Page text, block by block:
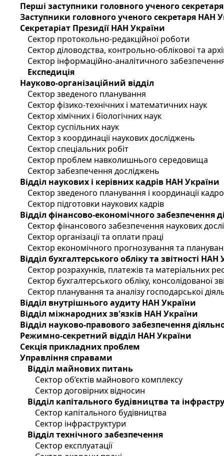
Перші заступники головного ученого
Заступники головного ученого секретаря НАН
Секретаріат Президії НАН України
Сектор протокольно-редакційної роботи
Сектор діловодства, контрольно-облікової та
Сектор інформаційно-аналітичного
Експедиція
Науково-організаційний відділ
Сектор зведеного планування
Сектор фізико-технічних і математичних наук
Сектор хімічних і біологічних наук
Сектор суспільних наук
Сектор з координації наукових досліджень
Сектор спеціальних робіт
Сектор проблем навколишнього середовища
Сектор забезпечення досліджень
Відділ наукових і керівних кадрів НАН України
Сектор зведеного планування і координації
Сектор підготовки наукових кадрів
Відділ фінансово-економічного забезпечення
Сектор фінансового забезпечення наукових
Сектор організації та оплати праці
Сектор економічного прогнозування та
Відділ бухгалтерського обліку та звітності НАН
Сектор розрахунків, платежів та матеріальних
Сектор бухгалтерського обліку, консолідованої
Сектор планування та аналізу господарської
Відділ внутрішнього аудиту НАН України
Відділ міжнародних зв'язків НАН України
Відділ науково-правового забезпечення
Режимно-секретний відділ НАН України
Секція прикладних проблем
Управління справами
Відділ майнових питань
Сектор об’єктів майнового комплексу
Сектор договірних відносин
Відділ капітального будівництва та
Сектор капітального будівництва
Сектор інфраструктури
Відділ технічного забезпечення
Сектор експлуатації